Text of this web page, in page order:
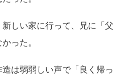
しい家に行って、兄に「父
った。
は弱弱しい声で「良く帰っ